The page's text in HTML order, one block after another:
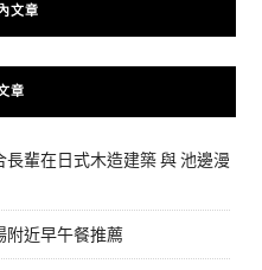
文章
章
長輩在日式木造建築 與 池邊漫
附近早午餐推薦